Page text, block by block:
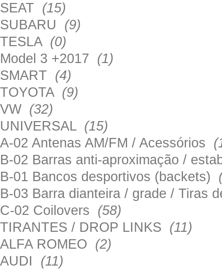
SEAT (15)
SUBARU (9)
TESLA (0)
Model 3 +2017 (1)
SMART (4)
TOYOTA (9)
VW (32)
UNIVERSAL (15)
A-02 Antenas AM/FM / Acessórios
B-02 Barras anti-aproximação /
B-01 Bancos desportivos (backets)
B-03 Barra dianteira / grade / Tiras
C-02 Coilovers (58)
TIRANTES / DROP LINKS (11)
ALFA ROMEO (2)
AUDI (11)